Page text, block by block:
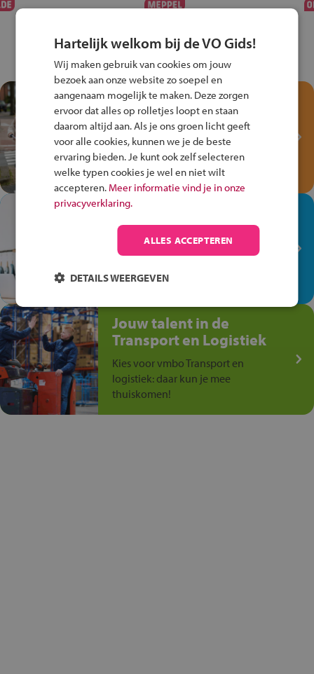
Test je kennis met het
Fiets Veilig
Verkeersspel!
Speel het Fiets Veilig Verkeersspel
en win een Cortina-fiets!
In de winkel ben je op je
plek!
Ontdek via het vmbo jouw talent
anders is!
Jouw talent in de
Transport en Logistiek
Kies voor vmbo Transport en
logistiek: daar kun je mee
thuiskomen!
Hartelijk welkom bij de VO Gids!
Wij maken gebruik van cookies om jouw
bezoek aan onze website zo soepel en
aangenaam mogelijk te maken. Deze zorgen
ervoor dat alles op rolletjes loopt en staan
daarom altijd aan. Als je ons groen licht geeft
voor alle cookies, kunnen we je de beste
ervaring bieden. Je kunt ook zelf selecteren
welke typen cookies je wel en niet wilt
accepteren. Meer informatie vind je in onze
privacyverklaring.
ALLES ACCEPTEREN
DETAILS WEERGEVEN